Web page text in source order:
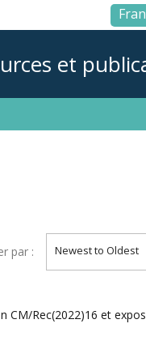
et
par : Newest to Oldest
CM/Rec(2022)16 et